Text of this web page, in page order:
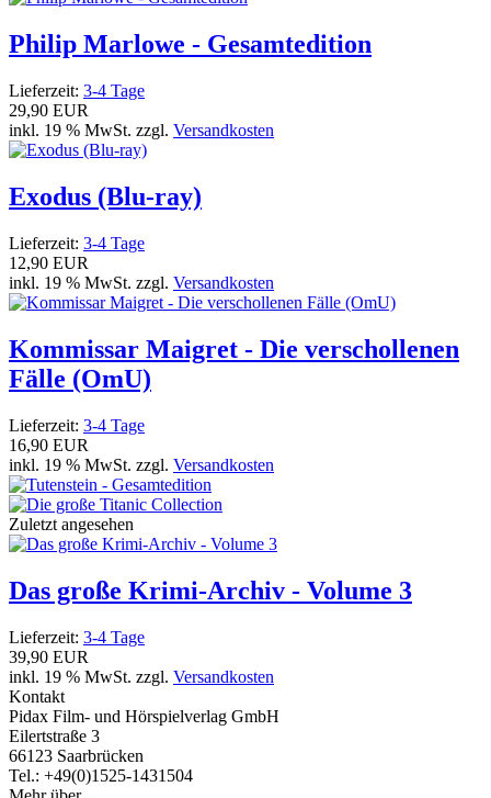
Philip Marlowe - Gesamtedition
Lieferzeit: 3-4 Tage
29,90 EUR
inkl. 19 % MwSt. zzgl. Versandkosten
Exodus (Blu-ray)
Lieferzeit: 3-4 Tage
12,90 EUR
inkl. 19 % MwSt. zzgl. Versandkosten
Kommissar Maigret - Die verschollenen
Fälle (OmU)
Lieferzeit: 3-4 Tage
16,90 EUR
inkl. 19 % MwSt. zzgl. Versandkosten
Zuletzt angesehen
Das große Krimi-Archiv - Volume 3
Lieferzeit: 3-4 Tage
39,90 EUR
inkl. 19 % MwSt. zzgl. Versandkosten
Kontakt
Pidax Film- und Hörspielverlag GmbH
Eilertstraße 3
66123 Saarbrücken
Tel.: +49(0)1525-1431504